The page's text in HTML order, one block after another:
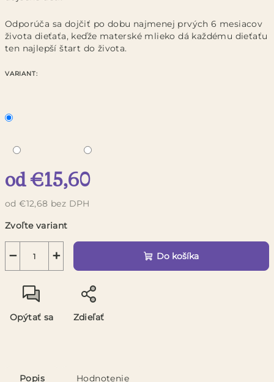
Odporúča sa dojčiť po dobu najmenej prvých 6 mesiacov
života dieťaťa, keďže materské mlieko dá každému dieťaťu
ten najlepší štart do života.
VARIANT:
od€15,60
od€12,68 bez DPH
cena:
Zvoľte variant
+
− Do košíka
Opýtať sa Zdieľať
Popis Hodnotenie